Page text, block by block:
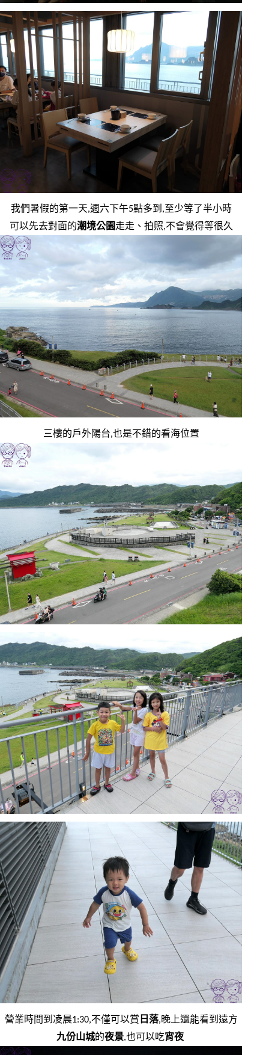
我們暑假的第一天,週六下午5點多到,至少等了半小時
可以先去對面的潮境公園走走、拍照,不會覺得等很久
三樓的戶外陽台,也是不錯的看海位置
營業時間到凌晨1:30,不僅可以賞 日落,晚上還能看到遠方
九份山城的夜景,也可以吃宵夜